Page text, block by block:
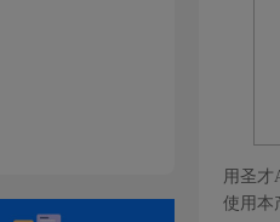
用圣才
使用本